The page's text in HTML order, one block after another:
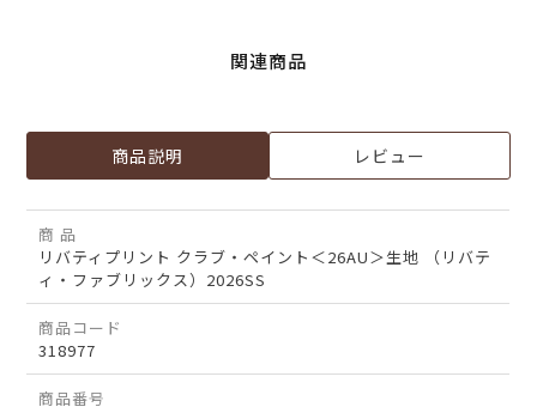
関連商品
商品説明 レビュー
商 品
リバティプリント クラブ・ペイント＜26AU＞生地 （リバテ
ィ・ファブリックス）2026SS
商品コード
318977
商品番号